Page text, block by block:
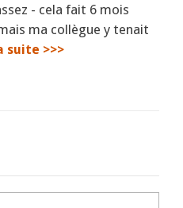
- cela fait 6 mois
ma collègue y tenait
suite >>>